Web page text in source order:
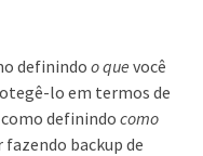
definindo o que você
lo em termos de
definindo como
backup de